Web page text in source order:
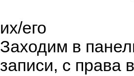
их/его
Заходим в
записи, с права